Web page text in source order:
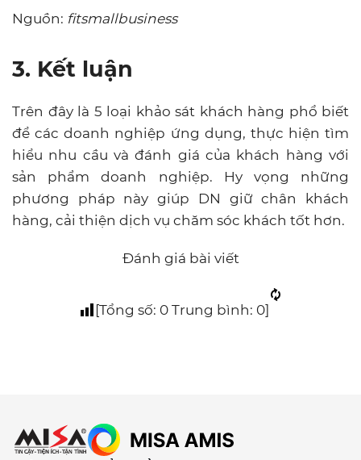
Nguồn: fitsmallbusiness
3. Kết luận
Trên đây là 5 loại khảo sát khách hàng phổ biết
để các doanh nghiệp ứng dụng, thực hiện tìm
hiểu nhu cầu và đánh giá của khách hàng với
sản phẩm doanh nghiệp. Hy vọng những
phương pháp này giúp DN giữ chân khách
hàng, cải thiện dịch vụ chăm sóc khách tốt hơn.
Đánh giá bài viết
[Tổng số: 0 Trung bình: 0]